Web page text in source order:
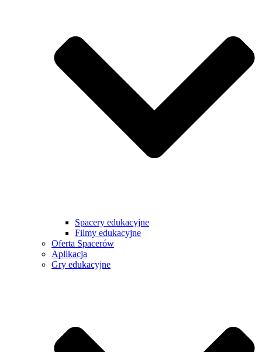
Spacery edukacyjne
Filmy edukacyjne
Oferta Spacerów
Aplikacja
Gry edukacyjne